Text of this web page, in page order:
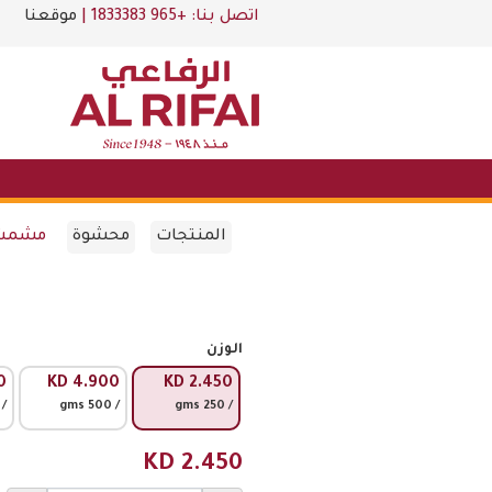
اتصل بنا: +965 1833383 موقعنا
المنتجات محشوة
الوزن
KD 2.450
/ 250 gms
KD 4.900
/ 500 gms
/ 750 gms
KD 2.450